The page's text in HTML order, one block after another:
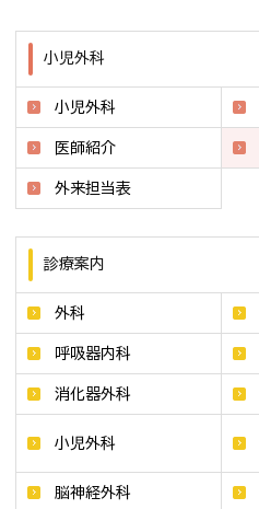
小児外科
小児外科
医師紹介
外来担当表
診療案内
外科
呼吸器内科
消化器外科
小児外科
脳神経外科